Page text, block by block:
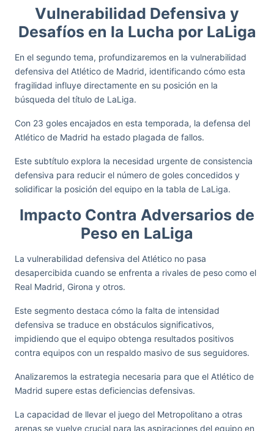
Vulnerabilidad Defensiva y
Desafíos en la Lucha por LaLiga
En el segundo tema, profundizaremos en la vulnerabilidad
defensiva del Atlético de Madrid, identificando cómo esta
fragilidad influye directamente en su posición en la
búsqueda del título de LaLiga.
Con 23 goles encajados en esta temporada, la defensa del
Atlético de Madrid ha estado plagada de fallos.
Este subtítulo explora la necesidad urgente de consistencia
defensiva para reducir el número de goles concedidos y
solidificar la posición del equipo en la tabla de LaLiga.
Impacto Contra Adversarios de
Peso en LaLiga
La vulnerabilidad defensiva del Atlético no pasa
desapercibida cuando se enfrenta a rivales de peso como el
Real Madrid, Girona y otros.
Este segmento destaca cómo la falta de intensidad
defensiva se traduce en obstáculos significativos,
impidiendo que el equipo obtenga resultados positivos
contra equipos con un respaldo masivo de sus seguidores.
Analizaremos la estrategia necesaria para que el Atlético de
Madrid supere estas deficiencias defensivas.
La capacidad de llevar el juego del Metropolitano a otras
arenas se vuelve crucial para las aspiraciones del equipo en